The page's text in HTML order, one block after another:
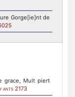
Gorge[ie]nt de
grace, Mult piert
ANTS 2173